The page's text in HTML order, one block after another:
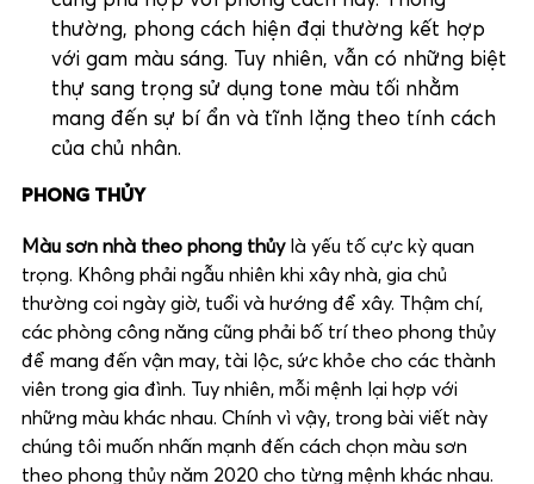
thường, phong cách hiện đại thường kết hợp
với gam màu sáng. Tuy nhiên, vẫn có những biệt
thự sang trọng sử dụng tone màu tối nhằm
mang đến sự bí ẩn và tĩnh lặng theo tính cách
của chủ nhân.
PHONG THỦY
Màu sơn nhà theo phong thủylà yếu tố cực kỳ quan
trọng. Không phải ngẫu nhiên khi xây nhà, gia chủ
thường coi ngày giờ, tuổi và hướng để xây. Thậm chí,
các phòng công năng cũng phải bố trí theo phong thủy
để mang đến vận may, tài lộc, sức khỏe cho các thành
viên trong gia đình. Tuy nhiên, mỗi mệnh lại hợp với
những màu khác nhau. Chính vì vậy, trong bài viết này
chúng tôi muốn nhấn mạnh đến cách chọn màu sơn
theo phong thủy năm 2020 cho từng mệnh khác nhau.